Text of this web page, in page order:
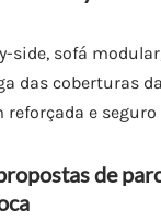
side, sofá
das coberturas
reforçada e
de